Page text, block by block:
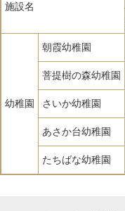
施設名
幼稚園
朝霞幼稚園
菩提樹の森幼稚園
さいか幼稚園
あさか台幼稚園
たちばな幼稚園